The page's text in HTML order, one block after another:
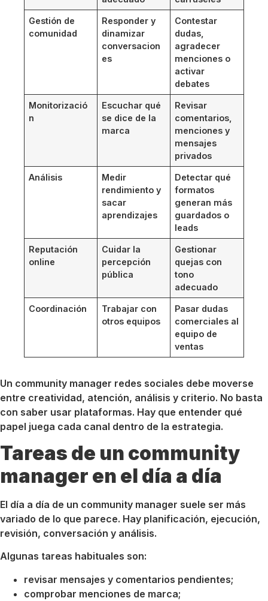
Gestión de
comunidad
Responder y
dinamizar
conversacion
es
Contestar
dudas,
agradecer
menciones o
activar
debates
Monitorizació
n
Escuchar qué
se dice de la
marca
Revisar
comentarios,
menciones y
mensajes
privados
Análisis
Medir
rendimiento y
sacar
aprendizajes
Detectar qué
formatos
generan más
guardados o
leads
Reputación
online
Cuidar la
percepción
pública
Gestionar
quejas con
tono
adecuado
Coordinación
Trabajar con
otros equipos
Pasar dudas
comerciales al
equipo de
ventas
Un community manager redes sociales debe moverse
entre creatividad, atención, análisis y criterio. No basta
con saber usar plataformas. Hay que entender qué
papel juega cada canal dentro de la estrategia.
Tareas de un community
manager en el día a día
El día a día de un community manager suele ser más
variado de lo que parece. Hay planificación, ejecución,
revisión, conversación y análisis.
Algunas tareas habituales son:
revisar mensajes y comentarios pendientes;
comprobar menciones de marca;